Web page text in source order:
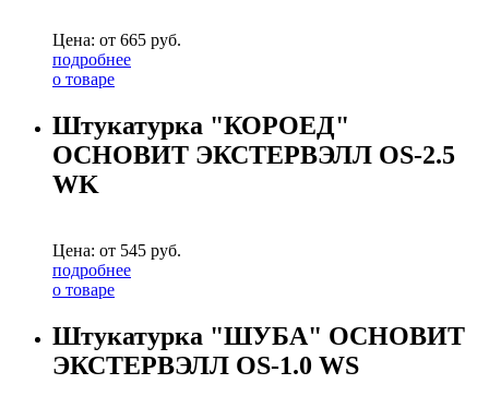
Цена: от 665 руб.
подробнее
о товаре
Штукатурка "КОРОЕД"
ОСНОВИТ ЭКСТЕРВЭЛЛ OS-2.5
WK
Цена: от 545 руб.
подробнее
о товаре
Штукатурка "ШУБА" ОСНОВИТ
ЭКСТЕРВЭЛЛ OS-1.0 WS